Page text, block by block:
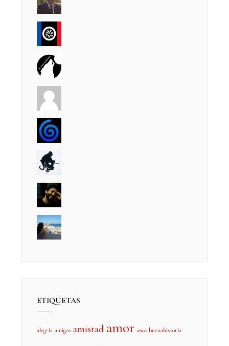
ETIQUETAS
alegria amigos amistad amor años buenahistoria